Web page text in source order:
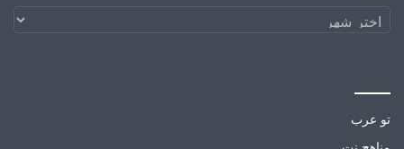
الارشيف
تو عرب